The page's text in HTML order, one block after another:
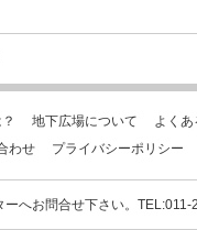
地下広場について
よく
わせ プライバシーポリシー
へお問合せ下さい。